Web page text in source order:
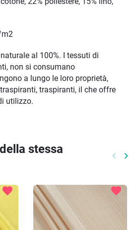
m2
al 100%. I tessuti di
non si consumano
a lungo le loro proprietà,
traspiranti, il che offre
utilizzo.
stessa
keyboard_arrow_left keyboard_arrow_right
favorite favorite